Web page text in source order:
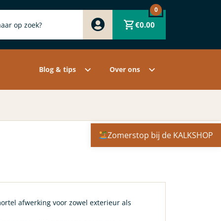
€0.00
0
Zwart
Grijs
Overige pigmenten
Blog & tips Over ons
Contact
afwerking voor zowel exterieur als
Zomerstop bij de KALKSHOP